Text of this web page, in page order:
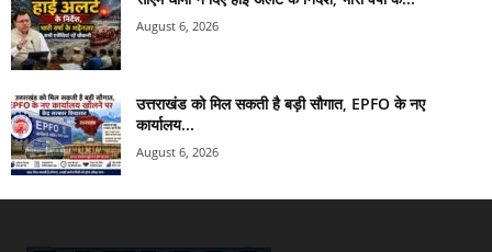
August 6, 2026
उत्तराखंड को मिल सकती है बड़ी सौगात, EPFO के नए
कार्यालय...
August 6, 2026